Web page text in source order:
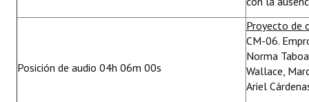
Posición de audio 04h 06m 00s
Proyecto de
CM-06.
Norma
Wallace,
Ariel